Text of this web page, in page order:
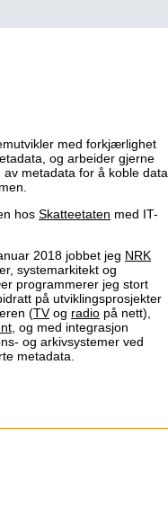
med forkjærlighet
og arbeider gjerne
metadata for å koble data
hos Skatteetaten med IT-
2018 jobbet jeg NRK
systemarkitekt og
programmerer jeg stort
på utviklingsprosjekter
(TVog radio på nett),
, og med integrasjon
og arkivsystemer ved
metadata.